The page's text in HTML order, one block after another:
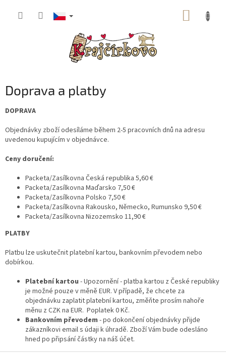
Doprava a platby
DOPRAVA
Objednávky zboží odesíláme během 2-5 pracovních dnů na adresu
uvedenou kupujícím v objednávce.
Ceny doručení:
Packeta/Zasílkovna Česká republika 5,60 €
Packeta/Zasílkovna Maďarsko 7,50 €
Packeta/Zasílkovna Polsko 7,50 €
Packeta/Zasílkovna Rakousko, Německo, Rumunsko 9,50 €
Packeta/Zasílkovna Nizozemsko 11,90 €
PLATBY
Platbu lze uskutečnit platební kartou, bankovním převodem nebo
dobírkou.
Platební kartou - Upozornění - platba kartou z České republiky
je možné pouze v měně EUR. V případě, že chcete za
objednávku zaplatit platební kartou, změňte prosím nahoře
měnu z CZK na EUR. Poplatek 0 Kč.
Bankovním převodem - po dokončení objednávky přijde
zákazníkovi email s údaji k úhradě. Zboží Vám bude odesláno
hned po připsání částky na náš účet.